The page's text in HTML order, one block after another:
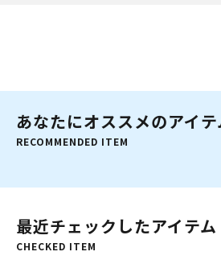
あなたにオススメのアイテ
RECOMMENDED ITEM
最近チェックしたアイテム
CHECKED ITEM